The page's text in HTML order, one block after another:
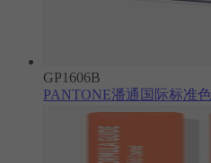
GP1606B
PANTONE潘通国际标准